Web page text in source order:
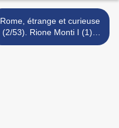
Rome, étrange et curieuse
(2/53). Rione Monti I (1) -
Une statue qui ne laisse